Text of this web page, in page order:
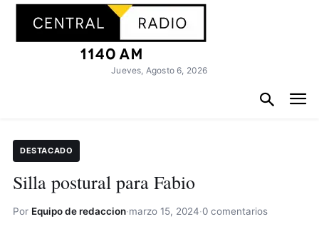
Jueves, Agosto 6, 2026
DESTACADO
Silla postural para Fabio
Por Equipo de redaccion·marzo 15, 2024·0 comentarios